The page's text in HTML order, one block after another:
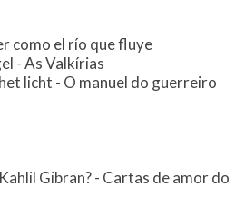
como el río que fluye
- As Valkírias
licht - O manuel do guerreiro
Gibran? - Cartas de amor do